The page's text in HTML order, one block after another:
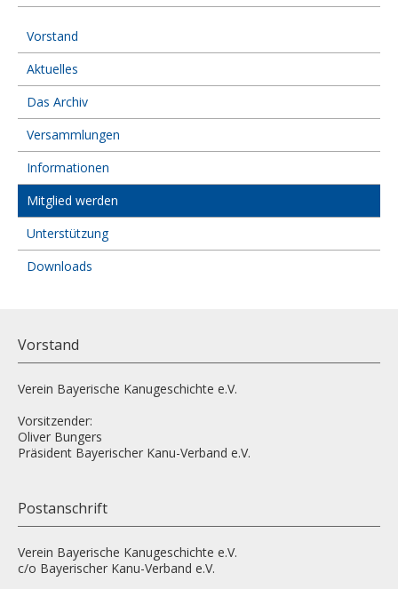
Vorstand
Aktuelles
Das Archiv
Versammlungen
Informationen
Mitglied werden
Unterstützung
Downloads
Vorstand
Verein Bayerische Kanugeschichte e.V.
Vorsitzender:
Oliver Bungers
Präsident Bayerischer Kanu-Verband e.V.
Postanschrift
Verein Bayerische Kanugeschichte e.V.
c/o Bayerischer Kanu-Verband e.V.